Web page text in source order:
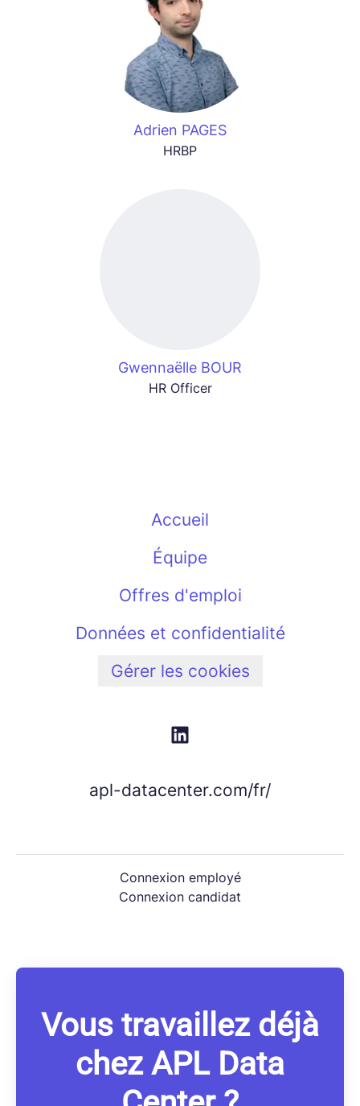
Adrien PAGES
HRBP
Gwennaëlle BOUR
HR Officer
Accueil
Équipe
Offres d'emploi
Données et confidentialité
Gérer les cookies
apl-datacenter.com/fr/
Connexion employé
Connexion candidat
Vous travaillez déjà
chez APL Data